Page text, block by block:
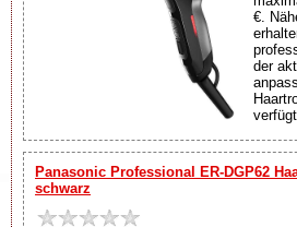
€.
der
verfügt
Panasonic Professional ER-DGP62
schwarz